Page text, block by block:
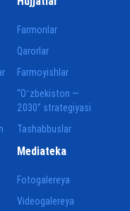
Farmonlar
Qarorlar
Farmoyishlar
“Oʻzbekiston —
2030” strategiyasi
Tashabbuslar
Mediateka
Fotogalereya
Videogalereya